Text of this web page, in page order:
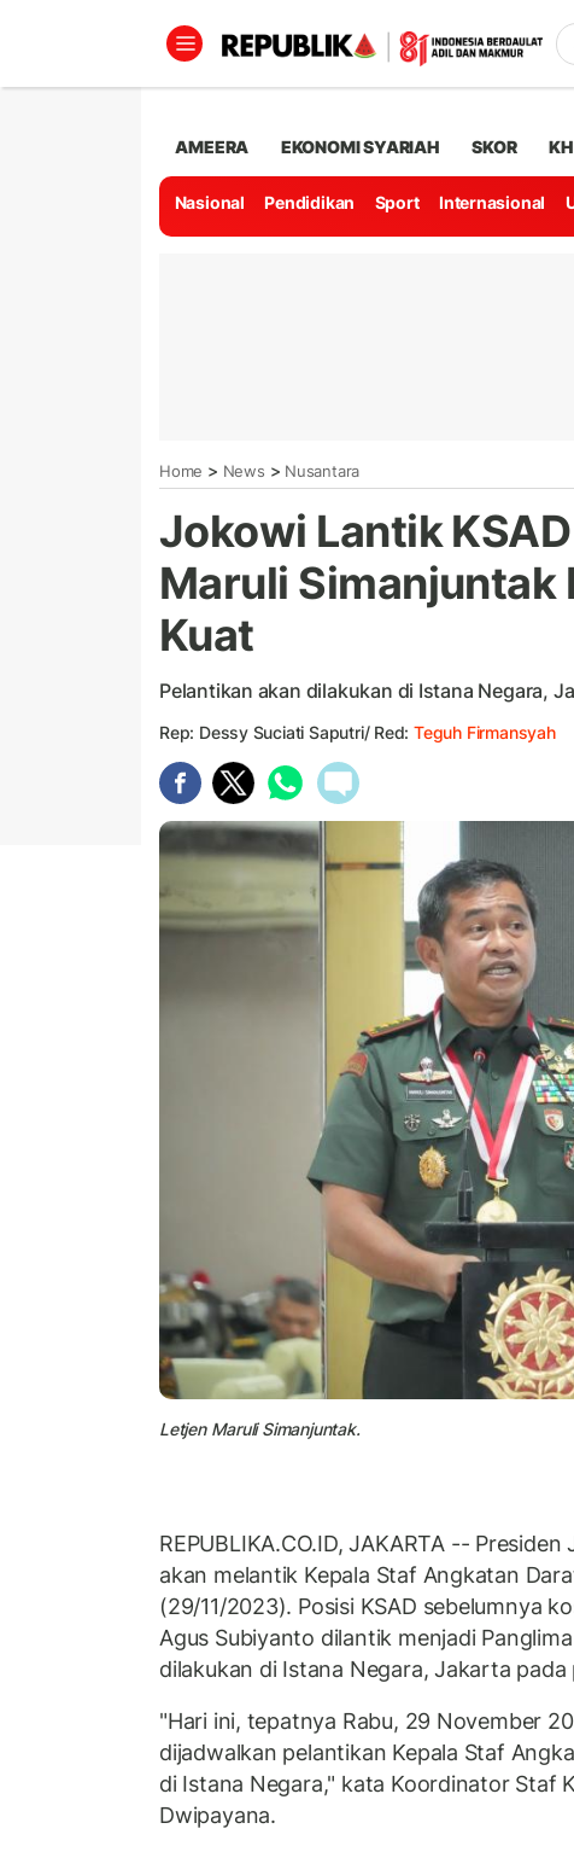
AMEERA EKONOMI SYARIAH SKOR
Nasional Pendidikan Sport Internasional
Home > News > Nusantara
Jokowi Lantik
Maruli
Kuat
Pelantikan akan dilakukan di Istana Negara,
Rep: Dessy Suciati Saputri/ Red:Teguh Firmansyah
Letjen Maruli Simanjuntak.
REPUBLIKA.CO.ID, JAKARTA --
akan melantik Kepala Staf Angkatan
(29/11/2023). Posisi KSAD sebelumnya
Agus Subiyanto dilantik menjadi
dilakukan di Istana Negara, Jakarta pada
"Hari ini, tepatnya Rabu, 29 November
dijadwalkan pelantikan Kepala Staf
di Istana Negara," kata Koordinator Staf
Dwipayana.